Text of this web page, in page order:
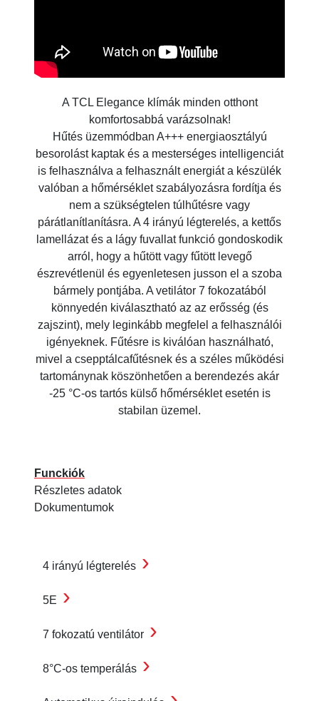
A TCL Elegance klímák minden otthont
komfortosabbá varázsolnak!
Hűtés üzemmódban A+++ energiaosztályú
besorolást kaptak és a mesterséges intelligenciát
is felhasználva a felhasznált energiát a készülék
valóban a hőmérséklet szabályozásra fordítja és
nem a szükségtelen túlhűtésre vagy
párátlanítlanításra. A 4 irányú légterelés, a kettős
lamellázat és a lágy fuvallat funkció gondoskodik
arról, hogy a hűtött vagy fűtött levegő
észrevétlenül és egyenletesen jusson el a szoba
bármely pontjába. A vetilátor 7 fokozatából
könnyedén kiválasztható az az erősség (és
zajszint), mely leginkább megfelel a felhasználói
igényeknek. Fűtésre is kiválóan használható,
mivel a csepptálcafűtésnek és a széles működési
tartománynak köszönhetően a berendezés akár
-25 °C-os tartós külső hőmérséklet esetén is
stabilan üzemel.
Funckiók
Részletes adatok
Dokumentumok
4 irányú légterelés ›
5E ›
7 fokozatú ventilátor ›
8°C-os temperálás ›